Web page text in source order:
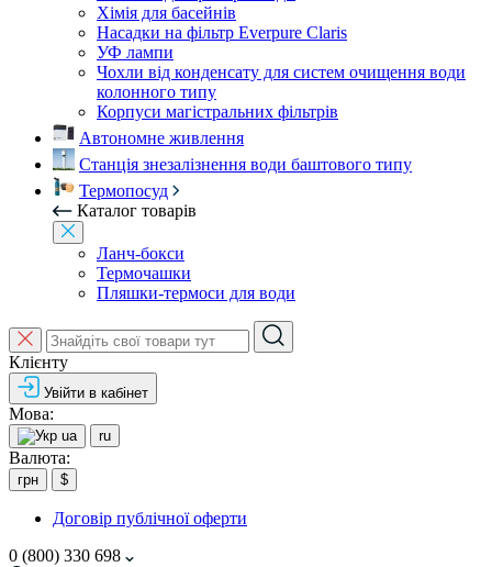
Хімія для басейнів
Насадки на фільтр Everpure Claris
УФ лампи
Чохли від конденсату для систем очищення води
колонного типу
Корпуси магістральних фільтрів
Автономне живлення
Станція знезалізнення води баштового типу
Термопосуд
Каталог товарів
Ланч-бокси
Термочашки
Пляшки-термоси для води
Клієнту
Увійти в кабінет
Мова:
ua ru
Валюта:
грн $
Договір публічної оферти
0 (800) 330 698